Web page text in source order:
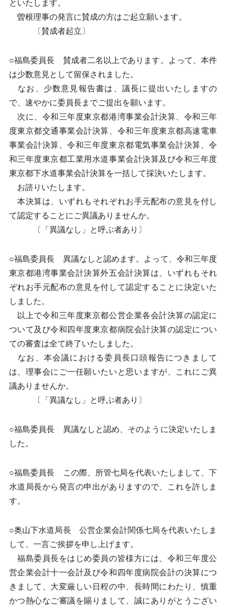
といたします。
曽根理事の発言に賛成の方はご起立願います。
〔賛成者起立〕
○福島委員長 賛成者二名以上であります。よって、本件
は少数意見として留保されました。
なお、少数意見報告書は、議長に提出いたしますの
で、速やかに委員長までご提出を願います。
次に、令和三年度東京都港湾事業会計決算、令和三年
度東京都交通事業会計決算、令和三年度東京都高速電車
事業会計決算、令和三年度東京都電気事業会計決算、令
和三年度東京都工業用水道事業会計決算及び令和三年度
東京都下水道事業会計決算を一括して採決いたします。
お諮りいたします。
本決算は、いずれもそれぞれお手元配布の意見を付し
て認定することにご異議ありませんか。
〔「異議なし」と呼ぶ者あり〕
○福島委員長 異議なしと認めます。よって、令和三年度
東京都港湾事業会計決算外五会計決算は、いずれもそれ
ぞれお手元配布の意見を付して認定することに決定いた
しました。
以上で令和三年度東京都公営企業各会計決算の認定に
ついて及び令和四年度東京都病院会計決算の認定につい
ての審査は全て終了いたしました。
なお、本会議における委員長口頭報告につきまして
は、理事会にご一任願いたいと思いますが、これにご異
議ありませんか。
〔「異議なし」と呼ぶ者あり〕
○福島委員長 異議なしと認め、そのように決定いたしま
した。
○福島委員長 この際、所管七局を代表いたしまして、下
水道局長から発言の申出がありますので、これを許しま
す。
○奥山下水道局長 公営企業会計関係七局を代表いたしま
して、一言ご挨拶を申し上げます。
福島委員長をはじめ委員の皆様方には、令和三年度公
営企業会計十一会計及び令和四年度病院会計の決算につ
きまして、大変厳しい日程の中、長時間にわたり、慎重
かつ熱心なご審議を賜りまして、誠にありがとうござい